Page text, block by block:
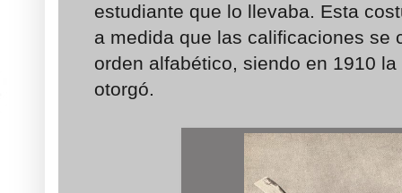
estudiante que lo llevaba. Esta
a medida que las calificaciones se
orden alfabético, siendo en 1910
otorgó.